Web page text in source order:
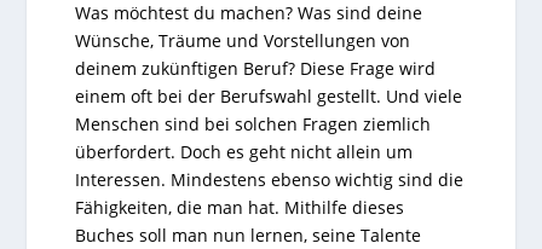
Was möchtest du machen? Was sind deine
Wünsche, Träume und Vorstellungen von
deinem zukünftigen Beruf? Diese Frage wird
einem oft bei der Berufswahl gestellt. Und viele
Menschen sind bei solchen Fragen ziemlich
überfordert. Doch es geht nicht allein um
Interessen. Mindestens ebenso wichtig sind die
Fähigkeiten, die man hat. Mithilfe dieses
Buches soll man nun lernen, seine Talente